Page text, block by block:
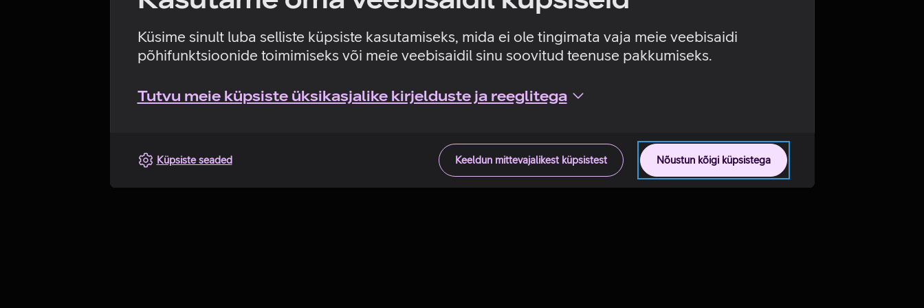
Küsime sinult luba selliste küpsiste kasutamiseks, mida ei ole tingimata vaja meie veebisaidi
põhifunktsioonide toimimiseks või meie veebisaidil sinu soovitud teenuse pakkumiseks.
Tutvu meie küpsiste üksikasjalike kirjelduste ja reeglitega
Nõustun kõigi küpsistega
Keeldun mittevajalikest küpsistest
Küpsiste seaded